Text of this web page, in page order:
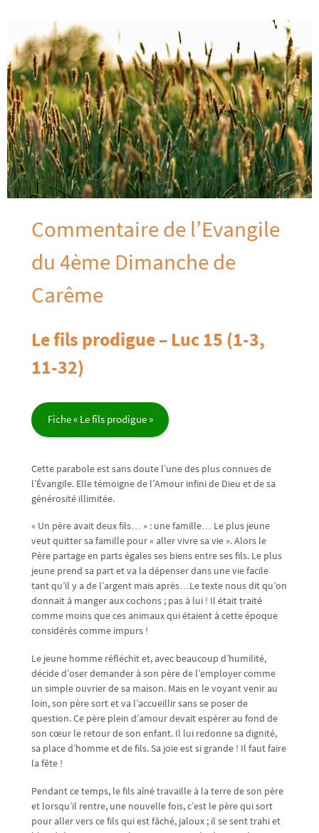
Commentaire de l’Evangile
du 4ème Dimanche de
Carême
Le fils prodigue – Luc 15 (1-3,
11-32)
Fiche « Le fils prodigue »
Cette parabole est sans doute l’une des plus connues de
l’Évangile. Elle témoigne de l’Amour infini de Dieu et de sa
générosité illimitée.
« Un père avait deux fils… » : une famille… Le plus jeune
veut quitter sa famille pour « aller vivre sa vie ». Alors le
Père partage en parts égales ses biens entre ses fils. Le plus
jeune prend sa part et va la dépenser dans une vie facile
tant qu’il y a de l’argent mais après…Le texte nous dit qu’on
donnait à manger aux cochons ; pas à lui ! Il était traité
comme moins que ces animaux qui étaient à cette époque
considérés comme impurs !
Le jeune homme réfléchit et, avec beaucoup d’humilité,
décide d’oser demander à son père de l’employer comme
un simple ouvrier de sa maison. Mais en le voyant venir au
loin, son père sort et va l’accueillir sans se poser de
question. Ce père plein d’amour devait espérer au fond de
son cœur le retour de son enfant. Il lui redonne sa dignité,
sa place d’homme et de fils. Sa joie est si grande ! Il faut faire
la fête !
Pendant ce temps, le fils aîné travaille à la terre de son père
et lorsqu’il rentre, une nouvelle fois, c’est le père qui sort
pour aller vers ce fils qui est fâché, jaloux ; il se sent trahi et